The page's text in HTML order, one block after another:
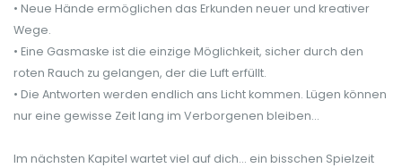
• Neue Hände ermöglichen das Erkunden neuer und kreativer
Wege.
• Eine Gasmaske ist die einzige Möglichkeit, sicher durch den
roten Rauch zu gelangen, der die Luft erfüllt.
• Die Antworten werden endlich ans Licht kommen. Lügen können
nur eine gewisse Zeit lang im Verborgenen bleiben...
Im nächsten Kapitel wartet viel auf dich... ein bisschen Spielzeit